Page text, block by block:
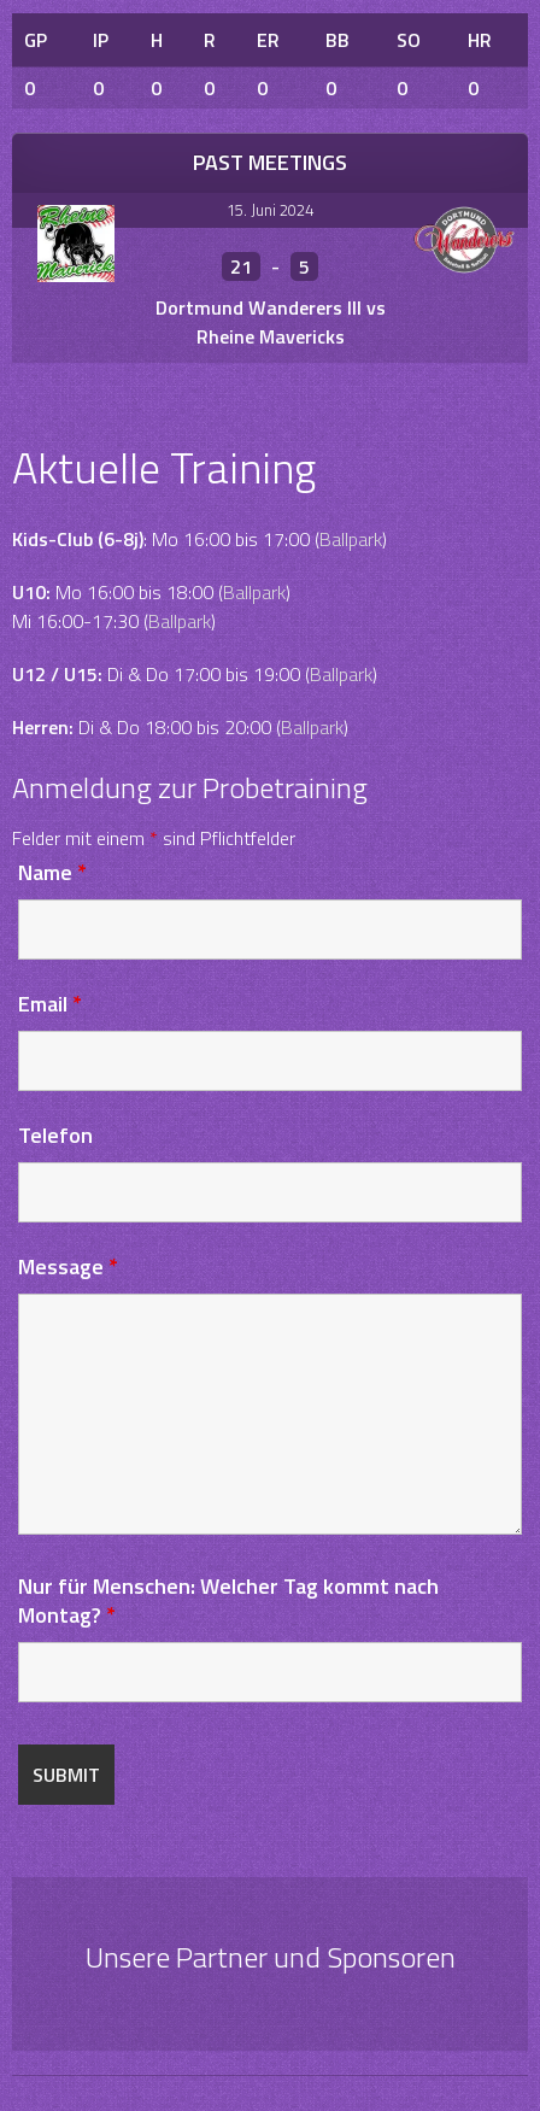
GP IP H R ER BB SO
HR
0
0 0 0 0 0 0 0
PAST MEETINGS
15. Juni 2024
21 -
5
Dortmund Wanderers III vs
Rheine Mavericks
Aktuelle Training
Kids-Club (6-8j): Mo 16:00 bis 17:00 (Ballpark)
U10: Mo 16:00 bis 18:00 (Ballpark)
Mi 16:00-17:30 (Ballpark)
U12 / U15: Di & Do 17:00 bis 19:00 (Ballpark)
Herren: Di & Do 18:00 bis 20:00 (Ballpark)
Anmeldung zur Probetraining
Felder mit einem* sind Pflichtfelder
Name*
Email *
Telefon
Message*
Nur für Menschen: Welcher Tag kommt nach
Montag?*
Unsere Partner und Sponsoren